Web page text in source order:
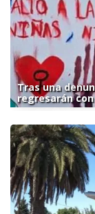
Tras una
regresarán